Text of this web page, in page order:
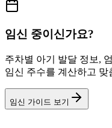
임신 중이신가요?
주차별 아기 발달 정보,
임신 주수를 계산하고
임신 가이드 보기